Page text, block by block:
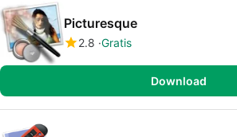
Picturesque
2.8 Gratis
Download